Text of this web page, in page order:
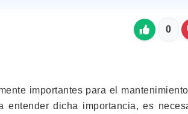
0
importantes para el
entender dicha importancia, es